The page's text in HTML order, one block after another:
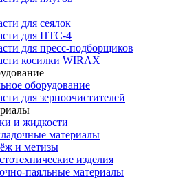
для сеялок
для ПТС-4
для пресс-подборщиков
косилки WIRAX
оборудование
для зерноочистителей
и жидкости
материалы
и метизы
изделия
паяльные материалы